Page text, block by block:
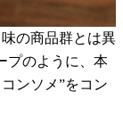
の商品群とは異
プのように、本
ンソメ”をコン